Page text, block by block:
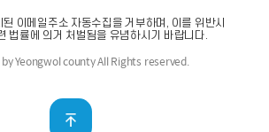
이메일주소 자동수집을 거부하며, 이를 위반시
법률에 의거 처벌됨을 유념하시기 바랍니다.
Yeongwol county All Rights reserved.